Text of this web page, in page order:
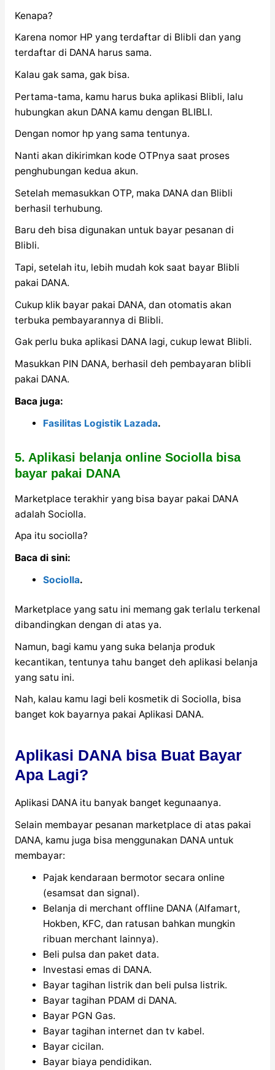
Kenapa?
Karena nomor HP yang terdaftar di Blibli dan yang
terdaftar di DANA harus sama.
Kalau gak sama, gak bisa.
Pertama-tama, kamu harus buka aplikasi Blibli, lalu
hubungkan akun DANA kamu dengan BLIBLI.
Dengan nomor hp yang sama tentunya.
Nanti akan dikirimkan kode OTPnya saat proses
penghubungan kedua akun.
Setelah memasukkan OTP, maka DANA dan Blibli
berhasil terhubung.
Baru deh bisa digunakan untuk bayar pesanan di
Blibli.
Tapi, setelah itu, lebih mudah kok saat bayar Blibli
pakai DANA.
Cukup klik bayar pakai DANA, dan otomatis akan
terbuka pembayarannya di Blibli.
Gak perlu buka aplikasi DANA lagi, cukup lewat Blibli.
Masukkan PIN DANA, berhasil deh pembayaran blibli
pakai DANA.
Baca juga:
Fasilitas Logistik Lazada.
5. Aplikasi belanja online Sociolla bisa
bayar pakai DANA
Marketplace terakhir yang bisa bayar pakai DANA
adalah Sociolla.
Apa itu sociolla?
Baca di sini:
Sociolla.
Marketplace yang satu ini memang gak terlalu terkenal
dibandingkan dengan di atas ya.
Namun, bagi kamu yang suka belanja produk
kecantikan, tentunya tahu banget deh aplikasi belanja
yang satu ini.
Nah, kalau kamu lagi beli kosmetik di Sociolla, bisa
banget kok bayarnya pakai Aplikasi DANA.
Aplikasi DANA bisa Buat Bayar
Apa Lagi?
Aplikasi DANA itu banyak banget kegunaanya.
Selain membayar pesanan marketplace di atas pakai
DANA, kamu juga bisa menggunakan DANA untuk
membayar:
Pajak kendaraan bermotor secara online
(esamsat dan signal).
Belanja di merchant offline DANA (Alfamart,
Hokben, KFC, dan ratusan bahkan mungkin
ribuan merchant lainnya).
Beli pulsa dan paket data.
Investasi emas di DANA.
Bayar tagihan listrik dan beli pulsa listrik.
Bayar tagihan PDAM di DANA.
Bayar PGN Gas.
Bayar tagihan internet dan tv kabel.
Bayar cicilan.
Bayar biaya pendidikan.